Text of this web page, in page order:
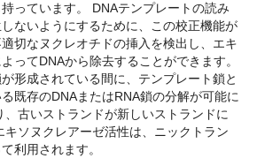
っています。 DNAテンプレートの読み
ないようにするために、この校正機能が
切なヌクレオチドの挿入を検出し、エキ
ってDNAから除去することができます。
形成されている間に、テンプレート鎖と
既存のDNAまたはRNA鎖の分解が可能に
、古いストランドが新しいストランドに
ソヌクレアーゼ活性は、ニックトラン
利用されます。